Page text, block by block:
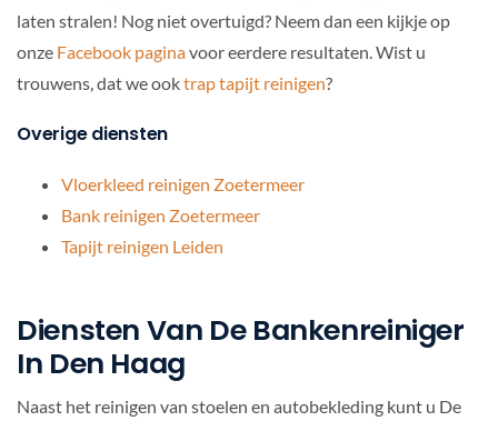
laten stralen! Nog niet overtuigd? Neem dan een kijkje op
onze Facebook paginavoor eerdere resultaten. Wist u
trouwens, dat we ooktrap tapijt reinigen?
Overige diensten
Vloerkleed reinigen Zoetermeer
Bank reinigen Zoetermeer
Tapijt reinigen Leiden
Diensten Van De Bankenreiniger
In Den Haag
Naast het reinigen van stoelen en autobekleding kunt u De